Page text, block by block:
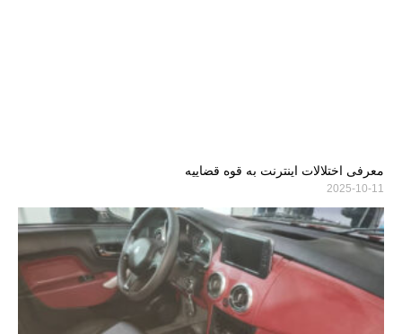
معرفی اختلالات اینترنت به قوه قضاییه
2025-10-11